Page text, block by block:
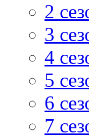
2
3
4
5
6
7